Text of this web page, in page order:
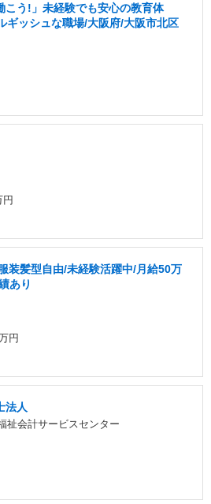
こう!」未経験でも安心の教育体
ギッシュな職場/大阪府/大阪市北区
装髪型自由/未経験活躍中/月給50万
あり
円
法人
祉会計サービスセンター